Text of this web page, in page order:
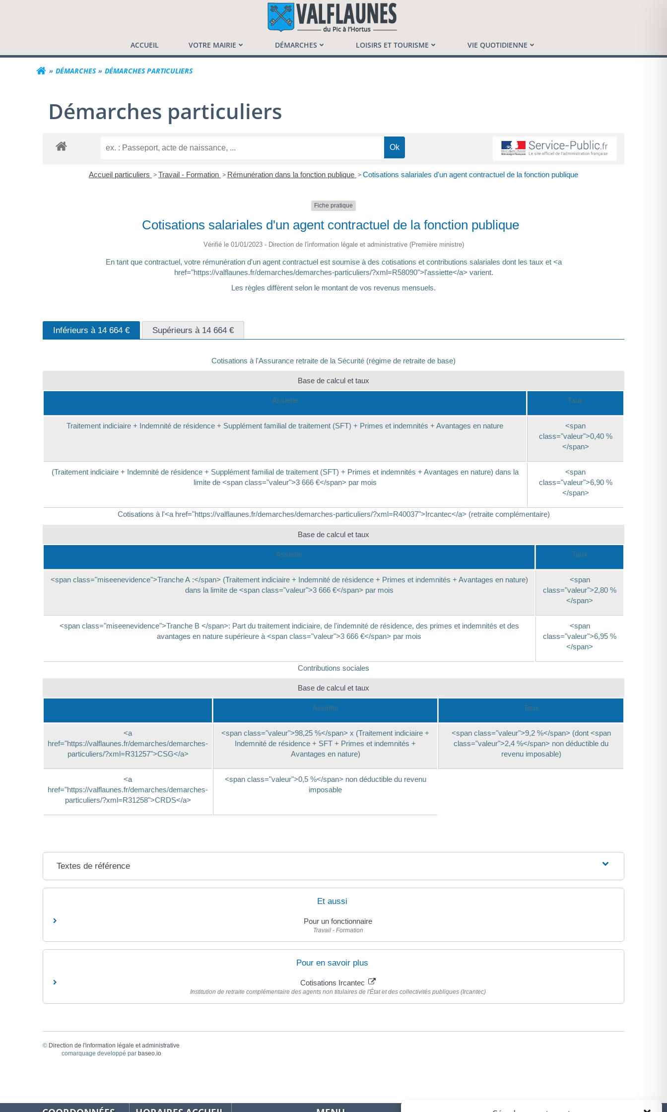
Commune de Valflaunès
ACCUEIL VOTRE MAIRIE DÉMARCHES LOISIRS ET TOURISME VIE QUOTIDIENNE
DÉMARCHES DÉMARCHES PARTICULIERS
Démarches particuliers
Accueil particuliers >Travail - Formation > Rémunération dans la fonction publique >Cotisations salariales d'un agent contractuel de la fonction publique
Fiche pratique
Cotisations salariales d'un agent contractuel de la fonction publique
Vérifié le 01/01/2023 - Direction de l'information légale et administrative (Première ministre)
En tant que contractuel, votre rémunération d'un agent contractuel est soumise à des cotisations et contributions salariales dont les taux et <a
href="https://valflaunes.fr/demarches/demarches-particuliers/?xml=R58090">l'assiette</a> varient.
Les règles diffèrent selon le montant de vos revenus mensuels.
Inférieurs à 14 664 € Supérieurs à 14 664 €
Cotisations à l'Assurance retraite de la Sécurité (régime de retraite de base)
Base de calcul et taux
Assiette Taux
Traitement indiciaire + Indemnité de résidence + Supplément familial de traitement (SFT) + Primes et indemnités + Avantages en nature
<span
class="valeur">0,40 %
</span>
(Traitement indiciaire + Indemnité de résidence + Supplément familial de traitement (SFT) + Primes et indemnités + Avantages en nature) dans la
limite de <span class="valeur">3 666 €</span> par mois
<span
class="valeur">6,90 %
</span>
Cotisations à l'<a href="https://valflaunes.fr/demarches/demarches-particuliers/?xml=R40037">Ircantec</a> (retraite complémentaire)
Base de calcul et taux
Assiette Taux
<span class="miseenevidence">Tranche A :</span> (Traitement indiciaire + Indemnité de résidence + Primes et indemnités + Avantages en nature)
dans la limite de <span class="valeur">3 666 €</span> par mois
<span
class="valeur">2,80 %
</span>
<span class="miseenevidence">Tranche B </span>: Part du traitement indiciaire, de l'indemnité de résidence, des primes et indemnités et des
avantages en nature supérieure à <span class="valeur">3 666 €</span> par mois
<span
class="valeur">6,95 %
</span>
Contributions sociales
Base de calcul et taux
Assiette Taux
<a
href="https://valflaunes.fr/demarches/demarches-
particuliers/?xml=R31257">CSG</a>
<span class="valeur">98,25 %</span> x (Traitement indiciaire +
Indemnité de résidence + SFT + Primes et indemnités +
Avantages en nature)
<span class="valeur">9,2 %</span> (dont <span
class="valeur">2,4 %</span> non déductible du
revenu imposable)
<a
href="https://valflaunes.fr/demarches/demarches-
particuliers/?xml=R31258">CRDS</a>
<span class="valeur">0,5 %</span> non déductible du revenu
imposable
Textes de référence
Et aussi
Pour un fonctionnaire
Travail - Formation
Pour en savoir plus
Cotisations Ircantec
Institution de retraite complémentaire des agents non titulaires de l'État et des collectivités publiques (Ircantec)
© Direction de l'information légale et administrative
comarquage developpé par baseo.io